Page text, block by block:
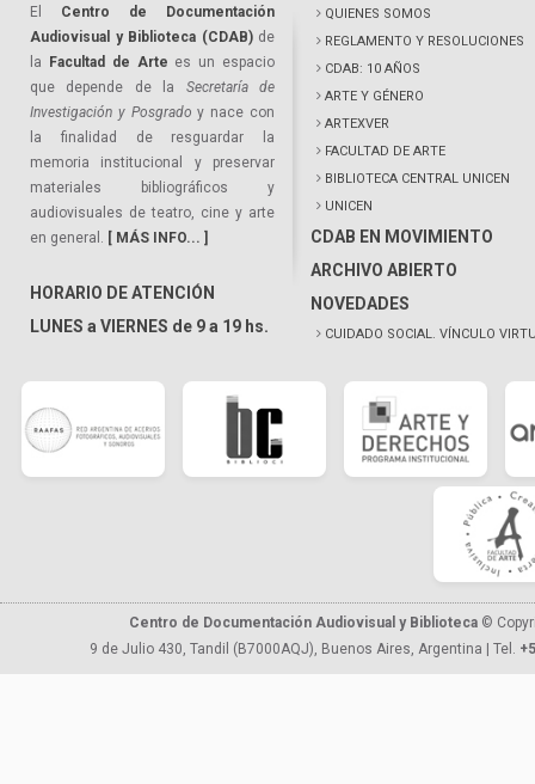
El Centro de Documentación
Audiovisual y Biblioteca (CDAB)de
la
Facultad de Arte es un espacio
que depende de la Secretaría de
Investigación y Posgrado y nace con
la finalidad de resguardar la
memoria institucional y preservar
materiales bibliográficos y
audiovisuales de teatro, cine y arte
en general. [ MÁS INFO... ]
HORARIO DE ATENCIÓN
LUNES a VIERNES de 9 a 19 hs.
QUIENES SOMOS
REGLAMENTO Y RESOLUCIONES
CDAB: 10 AÑOS
ARTE Y GÉNERO
ARTEXVER
FACULTAD DE ARTE
BIBLIOTECA CENTRAL UNICEN
UNICEN
CDAB EN MOVIMIENTO
ARCHIVO ABIERTO
NOVEDADES
CUIDADO SOCIAL. VÍNCULO
Centro de Documentación Audiovisual y Biblioteca ©
9 de Julio 430, Tandil (B7000AQJ), Buenos Aires, Argentina | Tel.